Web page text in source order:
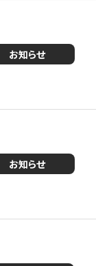
お知らせ
お知らせ